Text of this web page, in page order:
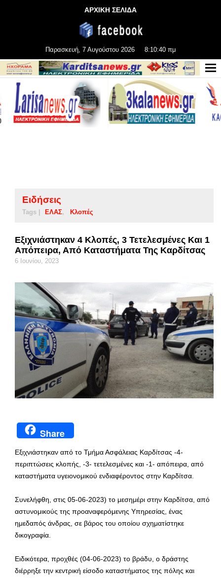
ΑΡΧΙΚΗ ΣΕΛΙΔΑ
Παρασκευή, 7 Αυγούστου 2026 8:10:41 πμ
Ειδήσεις
Tags | ΕΛΑΣ Κλοπές
Εξιχνιάστηκαν 4 Κλοπές, 3 Τετελεσμένες Και 1
Απόπειρα, Από Καταστήματα Της Καρδίτσας
6 Ιουνίου, 2023
Share
Εξιχνιάστηκαν από το Τμήμα Ασφάλειας Καρδίτσας -4-
περιπτώσεις κλοπής, -3- τετελεσμένες και -1- απόπειρα, από
καταστήματα υγειονομικού ενδιαφέροντος στην Καρδίτσα.
Συνελήφθη, στις 05-06-2023) το μεσημέρι στην Καρδίτσα, από
αστυνομικούς της προαναφερόμενης Υπηρεσίας, ένας
ημεδαπός άνδρας, σε βάρος του οποίου σχηματίστηκε
δικογραφία.
Ειδικότερα, προχθές (04-06-2023) το βράδυ, ο δράστης
διέρρηξε την κεντρική είσοδο καταστήματος της πόλης και